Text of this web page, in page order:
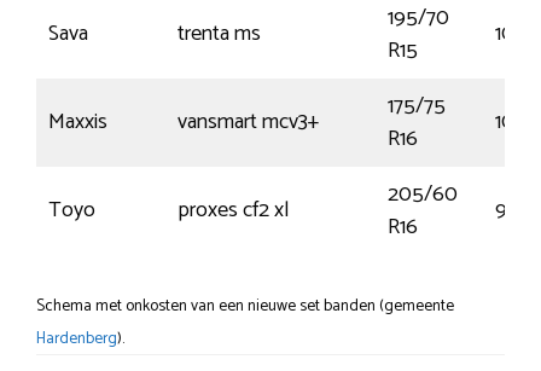
Sava trenta ms
195/70
R15
104Q
Maxxis vansmart mcv3+
175/75
R16
101R
Toyo proxes cf2 xl
205/60
R16
96V
Schema met onkosten van een nieuwe set banden (gemeente
Hardenberg).